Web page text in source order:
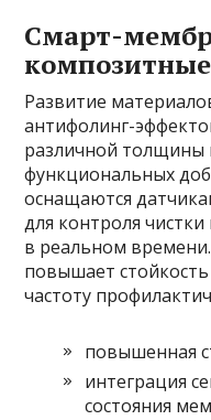
Смарт-
Развитие
антифолинг-
различной толщины
функциональных
оснащаются
для контроля
в реальном
повышает
частоту
повышенная
интеграция
состояния